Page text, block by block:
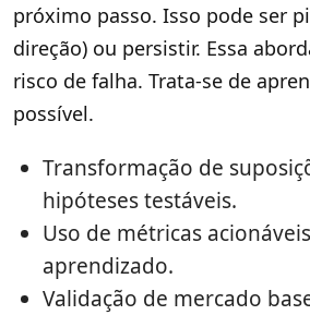
próximo passo. Isso pode ser
direção) ou persistir. Essa
risco de falha. Trata-se de
possível.
Transformação de
hipóteses testáveis.
Uso de métricas
aprendizado.
Validação de mercado